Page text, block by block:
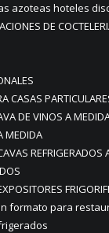
azoteas hoteles
DE
CASAS
DE VINOS A
MEDIDA
REFRIGERADOS
formato para